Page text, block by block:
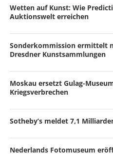
Wetten auf Kunst: Wie
Auktionswelt erreichen
Sonderkommission ermittelt
Dresdner Kunstsammlungen
Moskau ersetzt Gulag-
Kriegsverbrechen
Sotheby’s meldet 7,1
Nederlands Fotomuseum